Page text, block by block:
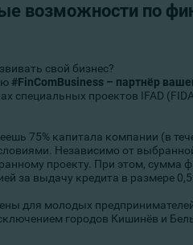
возможности по
свой бизнес?
#FinComBusiness – партнёр
специальных проектов IFAD
75% капитала компании (в
Независимо от
проекту. При этом, сумма
за выдачу кредита в размере
для молодых
городов Кишинёв и